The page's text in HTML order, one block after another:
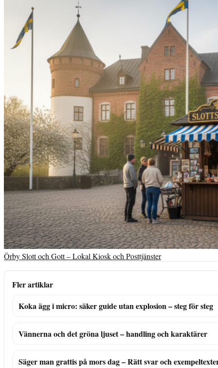
Örby Slott och Gott – Lokal Kiosk och Posttjänster
Fler artiklar
Koka ägg i micro: säker guide utan explosion – steg för steg
Vännerna och det gröna ljuset – handling och karaktärer
Säger man grattis på mors dag – Rätt svar och